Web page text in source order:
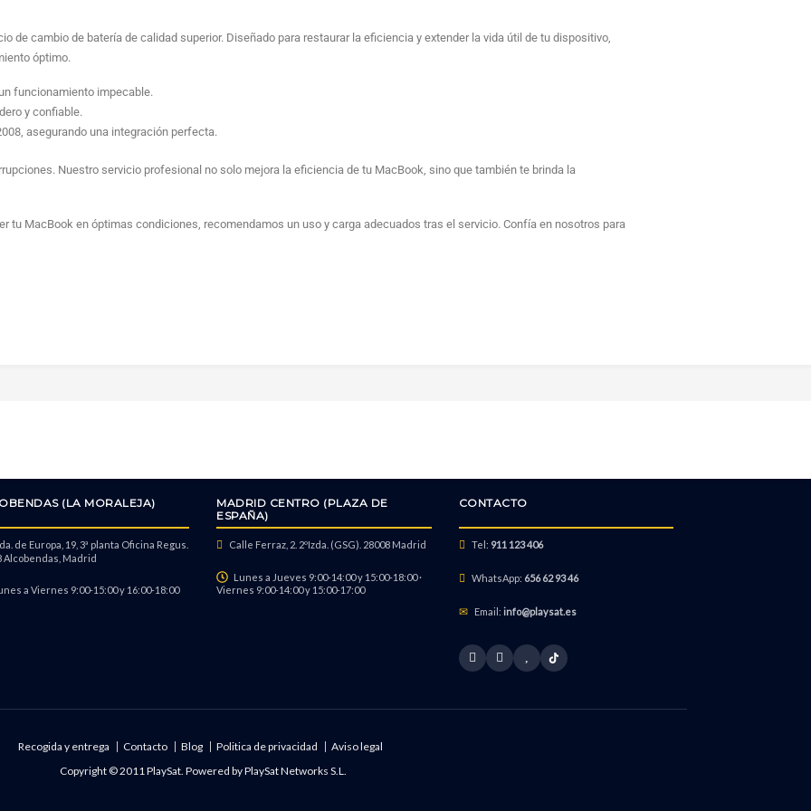
de cambio de batería de calidad superior. Diseñado para restaurar la eficiencia y extender la vida útil de tu dispositivo,
óptimo.
funcionamiento impecable.
y confiable.
asegurando una integración perfecta.
Nuestro servicio profesional no solo mejora la eficiencia de tu MacBook, sino que también te brinda la
tu MacBook en óptimas condiciones, recomendamos un uso y carga adecuados tras el servicio. Confía en nosotros para
(LA MORALEJA)
de Europa, 19, 3ª planta Oficina Regus.
Alcobendas, Madrid
a Viernes 9:00-15:00 y 16:00-18:00
MADRID CENTRO (PLAZA DE
ESPAÑA)
Calle Ferraz, 2. 2ºIzda. (GSG). 28008 Madrid
Lunes a Jueves 9:00-14:00 y 15:00-18:00 ·
Viernes 9:00-14:00 y 15:00-17:00
CONTACTO
Tel: 911 123 406
WhatsApp: 656 62 93 46
Email: info@playsat.es
Recogida y entrega Contacto Blog Politica de privacidad
Aviso legal
Copyright © 2011 PlaySat. Powered byPlaySat Networks S.L.